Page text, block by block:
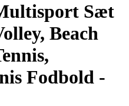
Sæt
Beach
Fodbold -